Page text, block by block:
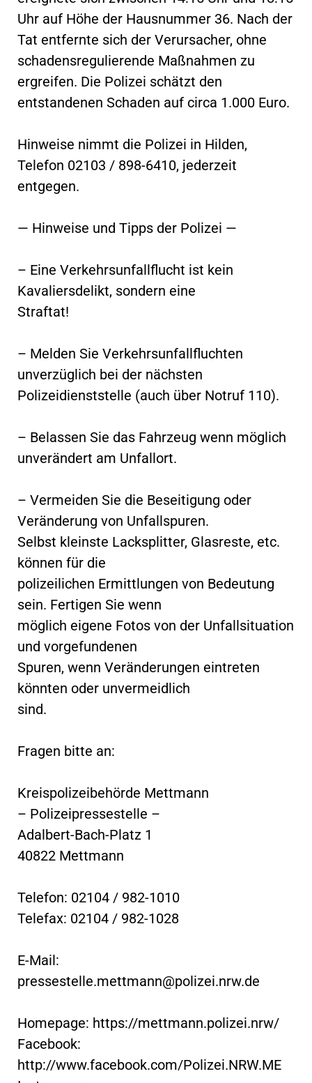
Uhr auf Höhe der Hausnummer 36. Nach der
Tat entfernte sich der Verursacher, ohne
schadensregulierende Maßnahmen zu
ergreifen. Die Polizei schätzt den
entstandenen Schaden auf circa 1.000 Euro.
Hinweise nimmt die Polizei in Hilden,
Telefon 02103 / 898-6410, jederzeit
entgegen.
— Hinweise und Tipps der Polizei —
– Eine Verkehrsunfallflucht ist kein
Kavaliersdelikt, sondern eine
Straftat!
– Melden Sie Verkehrsunfallfluchten
unverzüglich bei der nächsten
Polizeidienststelle (auch über Notruf 110).
– Belassen Sie das Fahrzeug wenn möglich
unverändert am Unfallort.
– Vermeiden Sie die Beseitigung oder
Veränderung von Unfallspuren.
Selbst kleinste Lacksplitter, Glasreste, etc.
können für die
polizeilichen Ermittlungen von Bedeutung
sein. Fertigen Sie wenn
möglich eigene Fotos von der Unfallsituation
und vorgefundenen
Spuren, wenn Veränderungen eintreten
könnten oder unvermeidlich
sind.
Fragen bitte an:
Kreispolizeibehörde Mettmann
– Polizeipressestelle –
Adalbert-Bach-Platz 1
40822 Mettmann
Telefon: 02104 / 982-1010
Telefax: 02104 / 982-1028
E-Mail:
pressestelle.mettmann@polizei.nrw.de
Homepage: https://mettmann.polizei.nrw/
Facebook:
http://www.facebook.com/Polizei.NRW.ME